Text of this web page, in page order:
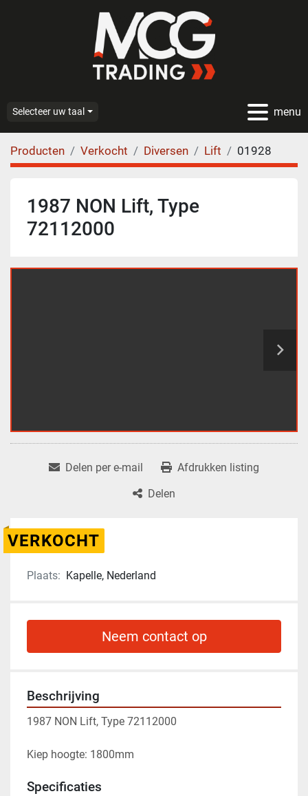
menu
Selecteer uw taal
Producten Verkocht Diversen Lift 01928
1987 NON Lift, Type
72112000
Delen per e-mail
Afdrukken listing
Delen
VERKOCHT
Plaats: Kapelle, Nederland
Neem contact op
Beschrijving
1987 NON Lift, Type 72112000
Kiep hoogte: 1800mm
Specificaties